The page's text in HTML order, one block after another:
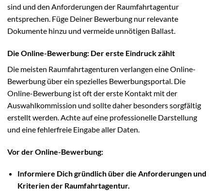
sind und den Anforderungen der Raumfahrtagentur
entsprechen. Füge Deiner Bewerbung nur relevante
Dokumente hinzu und vermeide unnötigen Ballast.
Die Online-Bewerbung: Der erste Eindruck zählt
Die meisten Raumfahrtagenturen verlangen eine Online-
Bewerbung über ein spezielles Bewerbungsportal. Die
Online-Bewerbung ist oft der erste Kontakt mit der
Auswahlkommission und sollte daher besonders sorgfältig
erstellt werden. Achte auf eine professionelle Darstellung
und eine fehlerfreie Eingabe aller Daten.
Vor der Online-Bewerbung:
Informiere Dich gründlich über die Anforderungen und
Kriterien der Raumfahrtagentur.